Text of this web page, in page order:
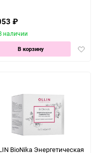
₽
наличии
В корзину
BioNika Энергетическая